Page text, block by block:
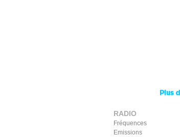
RADIO
Fréquences
Emissions